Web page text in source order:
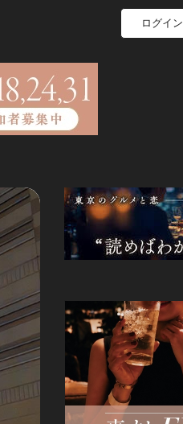
ログイン